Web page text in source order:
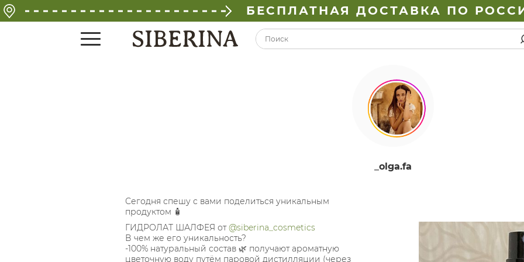
БЕСПЛАТНАЯ ДОСТАВКА ПО
_olga.fa
Сегодня спешу с вами поделиться уникальным
продуктом 🧴
ГИДРОЛАТ ШАЛФЕЯ от@siberina_cosmetics
В чем же его уникальность?
-100% натуральный состав 🌿 получают ароматную
цветочную воду путём паровой дистилляции (через